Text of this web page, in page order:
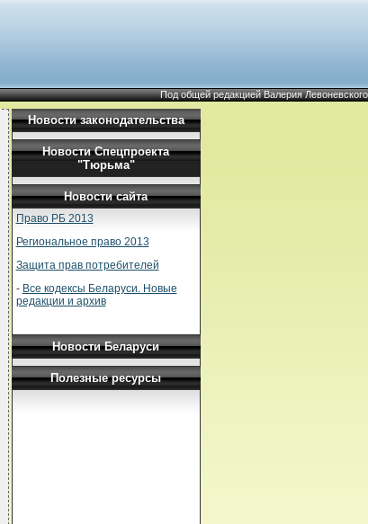
Под общей редакцией Валерия Левоневского
Новости законодательства
Новости Спецпроекта
"Тюрьма"
Новости сайта
Право РБ 2013
Региональное право 2013
Защита прав потребителей
- Все кодексы Беларуси. Новые
редакции и архив
Новости Беларуси
Полезные ресурсы